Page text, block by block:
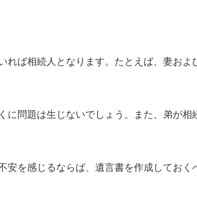
ば相続人となります。たとえば、妻およ
に問題は生じないでしょう。また、弟が相
を感じるならば、遺言書を作成しておく